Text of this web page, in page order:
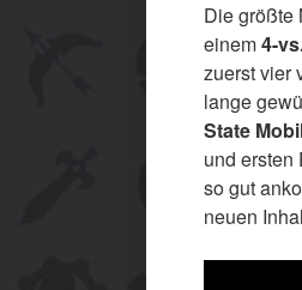
Die größte
einem4-
zuerst vier
lange
State
und ersten
so gut
neuen